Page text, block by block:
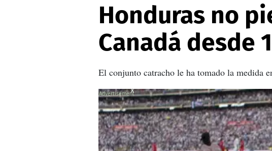
Honduras no
Canadá desde
El conjunto catracho le ha tomado la medida
X